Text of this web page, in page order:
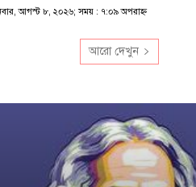
আগস্ট ৮, ২০২৬; সময় : ৭:০৯ অপরাহ্ণ
আরো দেখুন